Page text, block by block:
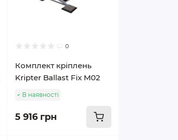
0
Комплект кріплень
Kripter Ballast Fix M02
В наявності
5 916 грн